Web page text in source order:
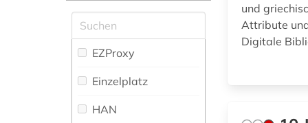
Klassische
Philologie.
Byzantinistik.
Mittellateinische und
Neugriechische
Philologie. Neulatein (2)
Zeitungs-,
(0 EZProxy
Einzelplatz
HAN
und
Attribute
Digitale